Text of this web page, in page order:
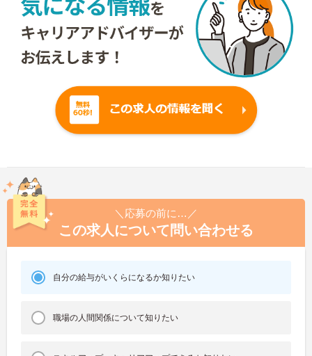
＼応募の前に…／
この求人について問い合わせる
自分の給与がいくらになるか知りたい
職場の人間関係について知りたい